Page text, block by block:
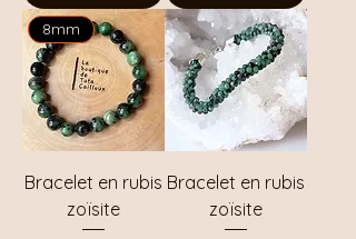
8mm
Bracelet en rubis
zoïsite
Bracelet en rubis
zoïsite